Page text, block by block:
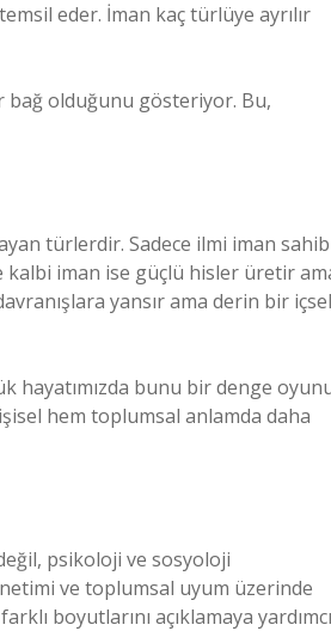
eder. İman kaç türlüye ayrılır
bağ olduğunu gösteriyor. Bu,
türlerdir. Sadece ilmi iman
kalbi iman ise güçlü hisler üretir
yansır ama derin bir içsel
hayatımızda bunu bir denge
hem toplumsal anlamda daha
psikoloji ve sosyoloji
ve toplumsal uyum üzerinde
boyutlarını açıklamaya yardımcı